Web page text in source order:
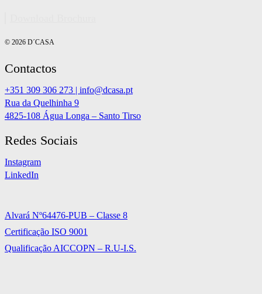
© 2026 D´CASA
Contactos
+351 309 306 273 | info@dcasa.pt
Rua da Quelhinha 9
4825-108 Água Longa – Santo Tirso
Redes Sociais
Instagram
LinkedIn
Alvará Nº64476-PUB – Classe 8
Certificação ISO 9001
Qualificação AICCOPN – R.U-I.S.